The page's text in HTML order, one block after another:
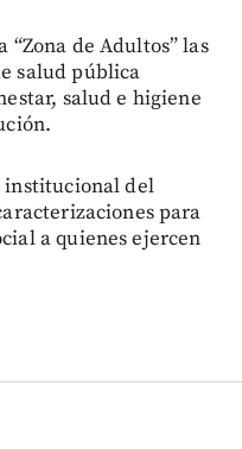
“Zona de Adultos” las
salud pública
salud e higiene
institucional del
para
a quienes ejercen